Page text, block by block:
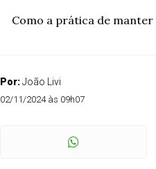
Como a prática de
Por:João Livi
02/11/2024 às 09h07